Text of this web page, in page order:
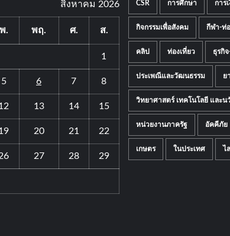
สิงหาคม 2026
พ. พฤ. ศ. ส.
1
5 6 7 8
13 14 15
20 21 22
27 28 29
CSR การศึกษา การ
กิจกรรมเพื่อสังคม กีฬา-ท่
คลิป ท่องเที่ยว ธุรกิ
ประเพณีและวัฒนธรรม ย
วิทยาศาสตร์ เทคโนโลยี และน
หน่วยงานภาครัฐ อัคคีภัย
เกษตร ในประเทศ